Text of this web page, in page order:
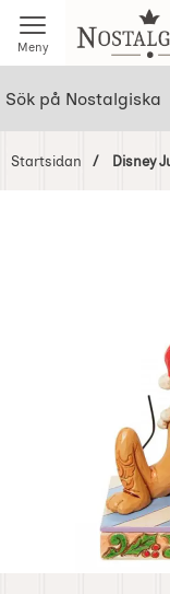
Meny
Startsidan Disney